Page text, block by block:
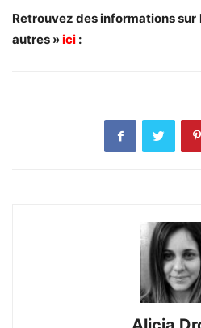
Retrouvez des informations sur
autres »ici :